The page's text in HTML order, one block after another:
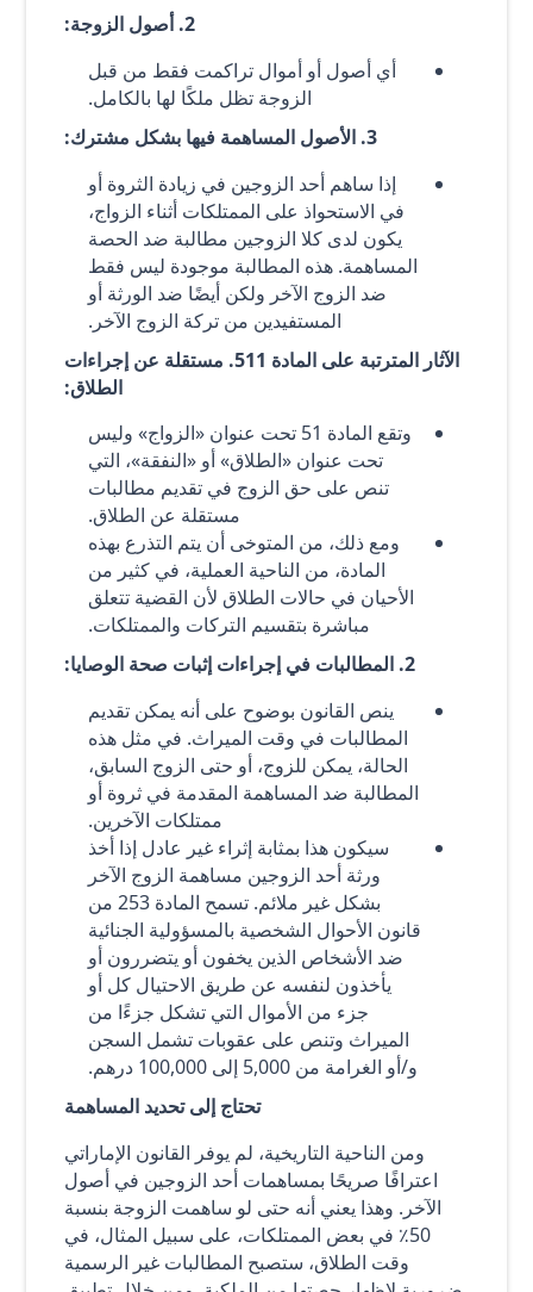
2. أصول الزوجة:
أي أصول أو أموال تراكمت فقط من قبل
الزوجة تظل ملكًا لها بالكامل.
3. الأصول المساهمة فيها بشكل مشترك:
إذا ساهم أحد الزوجين في زيادة الثروة أو
في الاستحواذ على الممتلكات أثناء الزواج،
يكون لدى كلا الزوجين مطالبة ضد الحصة
المساهمة. هذه المطالبة موجودة ليس فقط
ضد الزوج الآخر ولكن أيضًا ضد الورثة أو
المستفيدين من تركة الزوج الآخر.
الآثار المترتبة على المادة 511. مستقلة عن إجراءات
الطلاق:
وتقع المادة 51 تحت عنوان «الزواج» وليس
تحت عنوان «الطلاق» أو «النفقة»، التي
تنص على حق الزوج في تقديم مطالبات
مستقلة عن الطلاق.
ومع ذلك، من المتوخى أن يتم التذرع بهذه
المادة، من الناحية العملية، في كثير من
الأحيان في حالات الطلاق لأن القضية تتعلق
مباشرة بتقسيم التركات والممتلكات.
2. المطالبات في إجراءات إثبات صحة الوصايا:
ينص القانون بوضوح على أنه يمكن تقديم
المطالبات في وقت الميراث. في مثل هذه
الحالة، يمكن للزوج، أو حتى الزوج السابق،
المطالبة ضد المساهمة المقدمة في ثروة أو
ممتلكات الآخرين.
سيكون هذا بمثابة إثراء غير عادل إذا أخذ
ورثة أحد الزوجين مساهمة الزوج الآخر
بشكل غير ملائم. تسمح المادة 253 من
قانون الأحوال الشخصية بالمسؤولية الجنائية
ضد الأشخاص الذين يخفون أو يتضررون أو
يأخذون لنفسه عن طريق الاحتيال كل أو
جزء من الأموال التي تشكل جزءًا من
الميراث وتنص على عقوبات تشمل السجن
و/أو الغرامة من 5,000 إلى 100,000 درهم.
تحتاج إلى تحديد المساهمة
ومن الناحية التاريخية، لم يوفر القانون الإماراتي
اعترافًا صريحًا بمساهمات أحد الزوجين في أصول
الآخر. وهذا يعني أنه حتى لو ساهمت الزوجة بنسبة
50٪ في بعض الممتلكات، على سبيل المثال، في
وقت الطلاق، ستصبح المطالبات غير الرسمية